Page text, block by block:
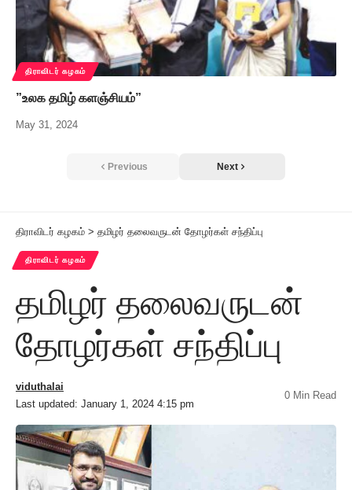
திராவிடர் கழகம்
”உலக தமிழ் களஞ்சியம்”
May 31, 2024
Previous Next
திராவிடர் கழகம் > தமிழர் தலைவருடன் தோழர்கள் சந்திப்பு
திராவிடர் கழகம்
தமிழர் தலைவருடன்
தோழர்கள் சந்திப்பு
Last updated: January 1, 2024 4:15 pm
viduthalai
0 Min Read